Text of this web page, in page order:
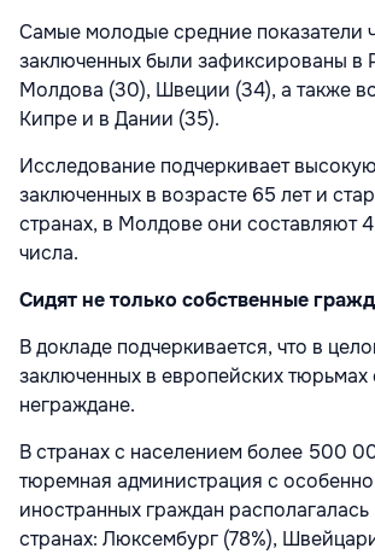
Самые молодые средние показатели
заключенных были зафиксированы в
Молдова (30), Швеции (34), а также
Кипре и в Дании (35).
Исследование подчеркивает
заключенных в возрасте 65 лет и
странах, в Молдове они составляют
числа.
Сидят не только собственные
В докладе подчеркивается, что в
заключенных в европейских тюрьмах
неграждане.
В странах с населением более 500
тюремная администрация с
иностранных граждан
странах: Люксембург (78%),